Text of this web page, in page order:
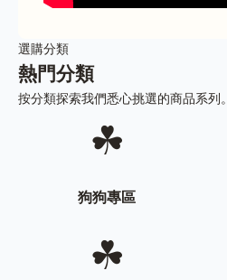
選購分類
熱門分類
按分類探索我們悉心挑選的商品系列。
☘
狗狗專區
☘